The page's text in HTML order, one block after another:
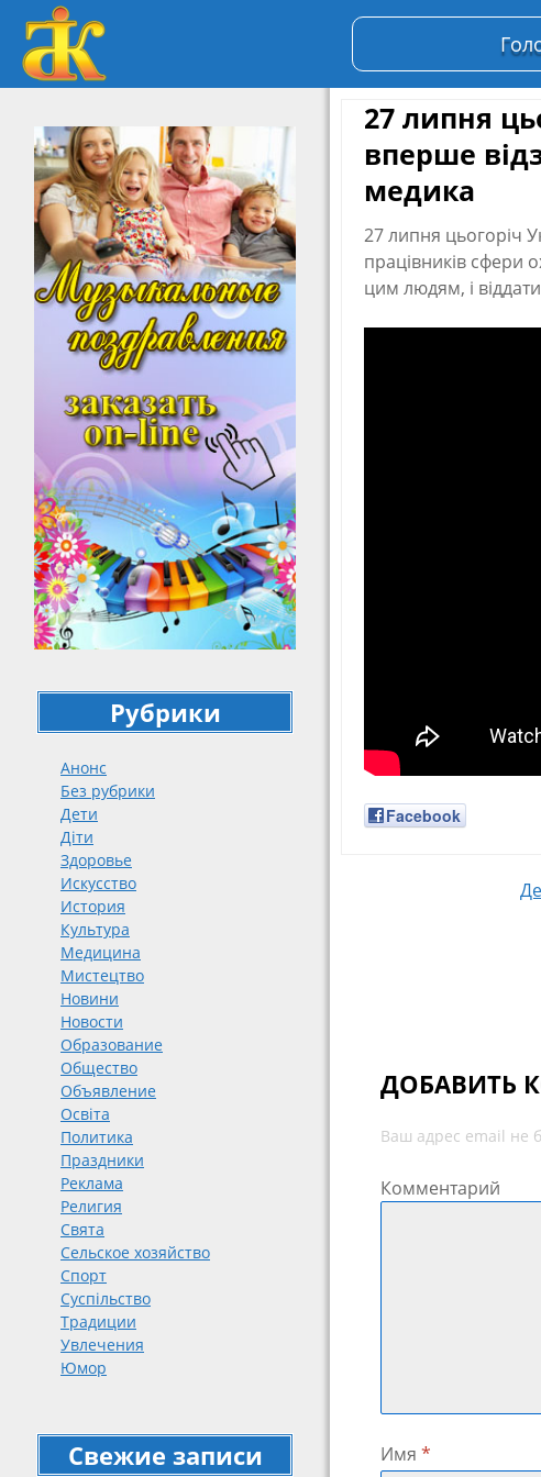
Рубрики
Анонс
Без рубрики
Дети
Діти
Здоровье
Искусство
История
Культура
Медицина
Мистецтво
Новини
Новости
Образование
Общество
Объявление
Освіта
Политика
Праздники
Реклама
Религия
Свята
Сельское хозяйство
Спорт
Суспільство
Традиции
Увлечения
Юмор
Свежие записи
27 липня
вперше
медика
27 липня цьогоріч
працівників сфери
цим людям, і
Facebook
Навигация
ДОБАВИТЬ
Ваш адрес email не
Комментарий
Имя*